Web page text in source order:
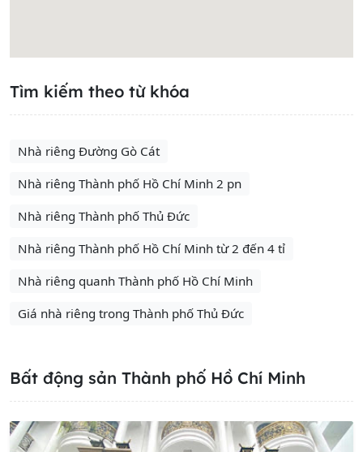
Tìm kiếm theo từ khóa
Nhà riêng Đường Gò Cát
Nhà riêng Thành phố Hồ Chí Minh 2 pn
Nhà riêng Thành phố Thủ Đức
Nhà riêng Thành phố Hồ Chí Minh từ 2 đến 4 tỉ
Nhà riêng quanh Thành phố Hồ Chí Minh
Giá nhà riêng trong Thành phố Thủ Đức
Bất động sản Thành phố Hồ Chí Minh